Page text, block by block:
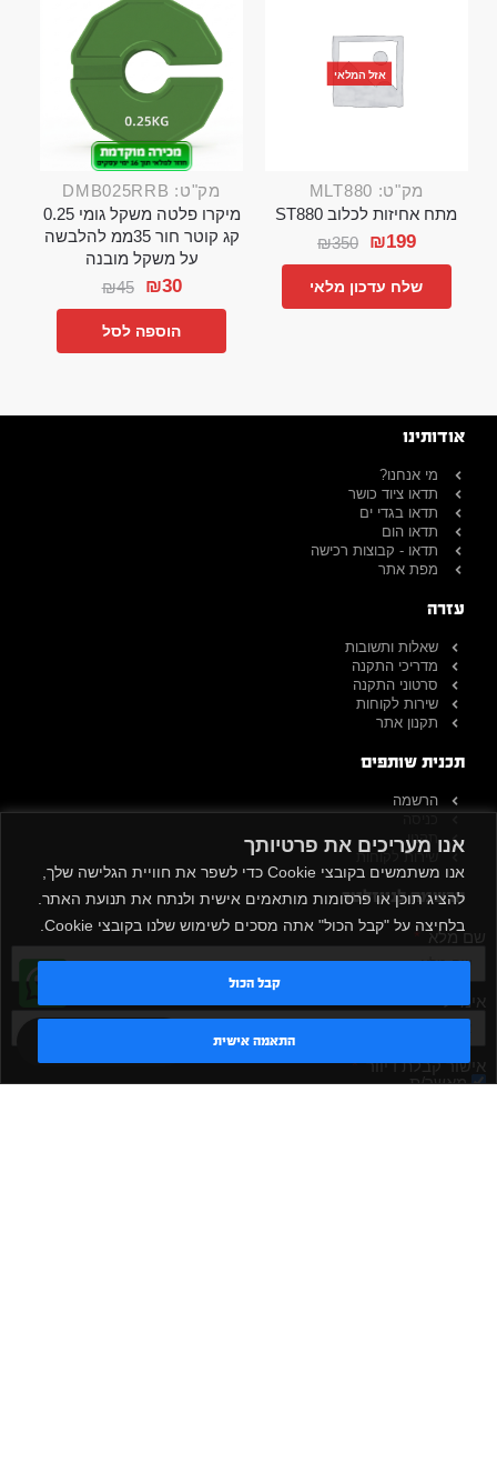
אנו מעריכים את פרטיותך
אנו משתמשים בקובצי Cookie כדי לשפר את חוויית הגלישה שלך,
להציג תוכן או פרסומות מותאמים אישית ולנתח את תנועת האתר.
בלחיצה על "קבל הכול" אתה מסכים לשימוש שלנו בקובצי Cookie.
התאמה אישית
קבל הכול
אזל המלאי
מק"ט: MLT880
מתח אחיזות לכלוב ST880
₪350 ₪199
שלח עדכון מלאי
מק"ט: DMB025RRB
מיקרו פלטה משקל גומי 0.25
קג קוטר חור 35ממ להלבשה
על משקל מובנה
₪45 ₪30
הוספה לסל
אודותינו
מי אנחנו?
תדאו ציוד כושר
תדאו בגדי ים
תדאו הום
תדאו - קבוצות רכישה
מפת אתר
עזרה
שאלות ותשובות
מדריכי התקנה
סרטוני התקנה
שירות לקוחות
תקנון אתר
תכנית שותפים
הרשמה
תקנון
שירות לקוחות
הרשמה לניוזלטר
שם מלא
אימייל
אישור קבלת דיוור
מאשר/ת